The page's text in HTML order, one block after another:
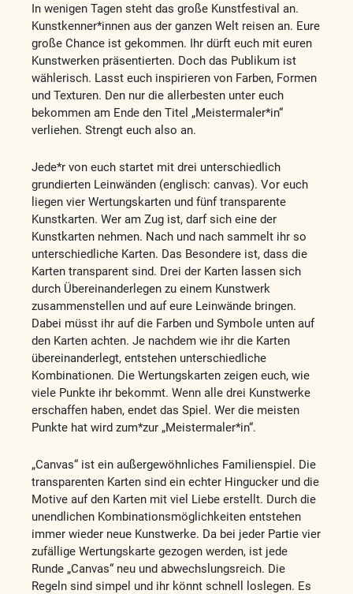
In wenigen Tagen steht das große Kunstfestival an.
Kunstkenner*innen aus der ganzen Welt reisen an. Eure
große Chance ist gekommen. Ihr dürft euch mit euren
Kunstwerken präsentierten. Doch das Publikum ist
wählerisch. Lasst euch inspirieren von Farben, Formen
und Texturen. Den nur die allerbesten unter euch
bekommen am Ende den Titel „Meistermaler*in“
verliehen. Strengt euch also an.
Jede*r von euch startet mit drei unterschiedlich
grundierten Leinwänden (englisch: canvas). Vor euch
liegen vier Wertungskarten und fünf transparente
Kunstkarten. Wer am Zug ist, darf sich eine der
Kunstkarten nehmen. Nach und nach sammelt ihr so
unterschiedliche Karten. Das Besondere ist, dass die
Karten transparent sind. Drei der Karten lassen sich
durch Übereinanderlegen zu einem Kunstwerk
zusammenstellen und auf eure Leinwände bringen.
Dabei müsst ihr auf die Farben und Symbole unten auf
den Karten achten. Je nachdem wie ihr die Karten
übereinanderlegt, entstehen unterschiedliche
Kombinationen. Die Wertungskarten zeigen euch, wie
viele Punkte ihr bekommt. Wenn alle drei Kunstwerke
erschaffen haben, endet das Spiel. Wer die meisten
Punkte hat wird zum*zur „Meistermaler*in“.
„Canvas“ ist ein außergewöhnliches Familienspiel. Die
transparenten Karten sind ein echter Hingucker und die
Motive auf den Karten mit viel Liebe erstellt. Durch die
unendlichen Kombinationsmöglichkeiten entstehen
immer wieder neue Kunstwerke. Da bei jeder Partie vier
zufällige Wertungskarte gezogen werden, ist jede
Runde „Canvas“ neu und abwechslungsreich. Die
Regeln sind simpel und ihr könnt schnell loslegen. Es